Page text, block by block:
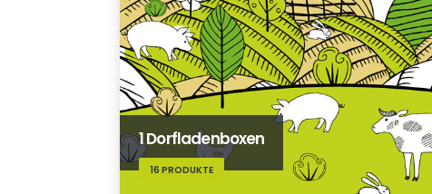
1 Dorfladenboxen
16 PRODUKTE